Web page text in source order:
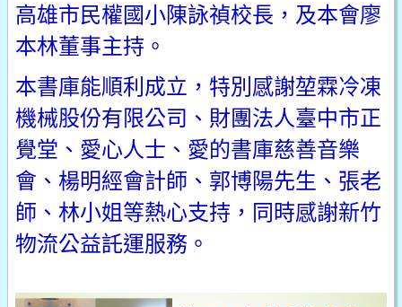
高雄市民權國小陳詠禎校長，及本會廖
本林董事主持。
本書庫能順利成立，特別感謝堃霖冷凍
機械股份有限公司、財團法人臺中市正
覺堂、愛心人士、愛的書庫慈善音樂
會、楊明經會計師、郭博陽先生、張老
師、林小姐等熱心支持，同時感謝新竹
物流公益託運服務。